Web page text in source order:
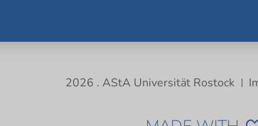
2026 . AStA Universität Rostock